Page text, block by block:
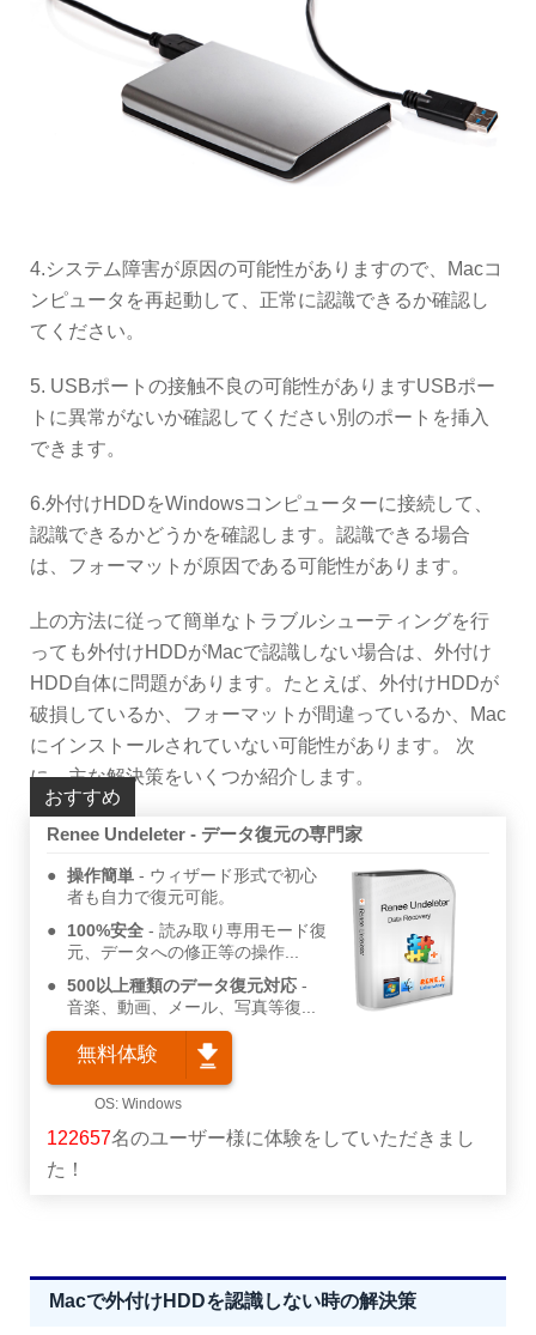
4.システム障害が原因の可能性がありますので、Macコ
ンピュータを再起動して、正常に認識できるか確認し
てください。
5. USBポートの接触不良の可能性がありますUSBポー
トに異常がないか確認してください別のポートを挿入
できます。
6.外付けHDDをWindowsコンピューターに接続して、
認識できるかどうかを確認します。認識できる場合
は、フォーマットが原因である可能性があります。
上の方法に従って簡単なトラブルシューティングを行
っても外付けHDDがMacで認識しない場合は、外付け
HDD自体に問題があります。たとえば、外付けHDDが
破損しているか、フォーマットが間違っているか、Mac
にインストールされていない可能性があります。 次
に、主な解決策をいくつか紹介します。
おすすめ
Renee Undeleter - データ復元の専門家
操作簡単
ウィザード形式で初心
者も自力で復元可能。
100%安全
読み取り専用モード復
元、データへの修正等の操作...
500以上種類のデータ復元対応
音楽、動画、メール、写真等復...
無料体験
122657名のユーザー様に体験をしていただきまし
た！
Macで外付けHDDを認識しない時の解決策